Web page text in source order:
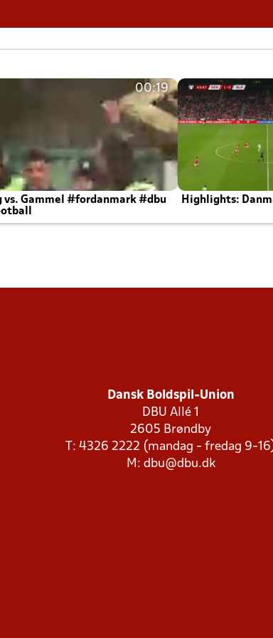
00:19
vs. Gammel #fordanmark #dbu
Highlights:
Dansk Boldspil-Union
DBU Allé 1
2605 Brøndby
T: 4326 2222 (mandag - fredag 9-
M: dbu@dbu.dk